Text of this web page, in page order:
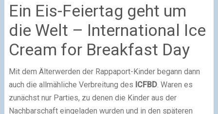
Ein Eis-Feiertag geht um
die Welt – International Ice
Cream for Breakfast Day
Mit dem Älterwerden der Rappaport-Kinder begann dann
auch die allmähliche Verbreitung des ICFBD. Waren es
zunächst nur Parties, zu denen die Kinder aus der
Nachbarschaft eingeladen wurden und in den späteren